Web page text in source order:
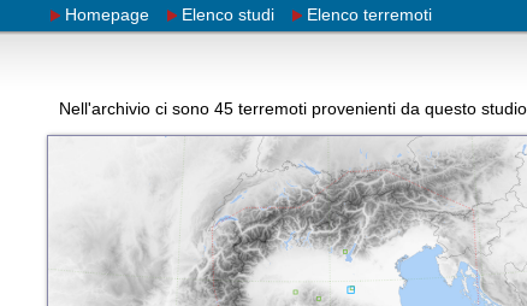
Homepage Elenco studi Elenco terremoti
Nell'archivio ci sono 45 terremoti provenienti da questo